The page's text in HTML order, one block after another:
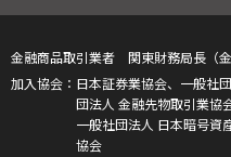
金融商品取引業者 関東財務局長（
日本証券業協会、一般社
団法人 金融先物取引業協会
一般社団法人 日本暗号資
協会